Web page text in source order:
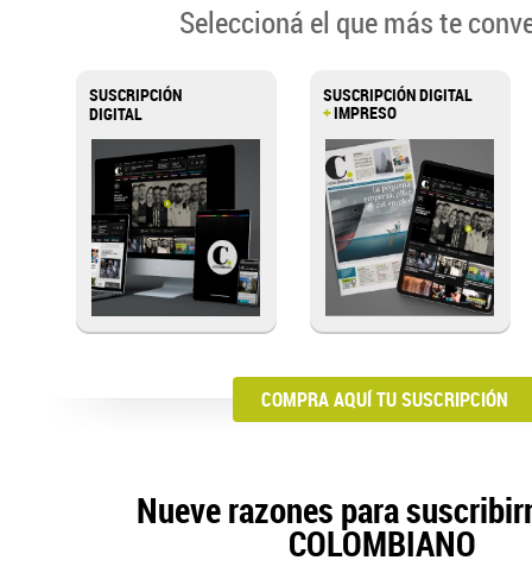
Seleccioná el que más te
SUSCRIPCIÓN
DIGITAL
SUSCRIPCIÓN DIGITAL
+IMPRESO
COMPRA AQUÍ TU SUSCRIPCIÓN
Nueve razones para
COLOMBIANO